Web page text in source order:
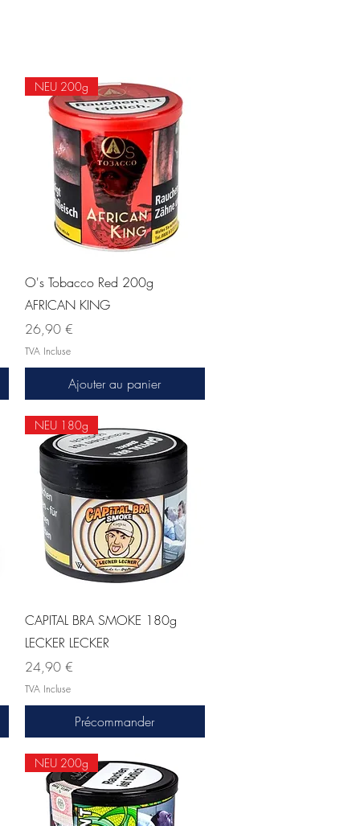
Aperçu rapide
NEU 200g
O's Tobacco Red 200g
AFRICAN KING
Prix
26,90 €
TVA Incluse
Ajouter au panier
Aperçu rapide
NEU 180g
CAPITAL BRA SMOKE 180g
LECKER LECKER
Prix
24,90 €
TVA Incluse
Précommander
NEU 200g